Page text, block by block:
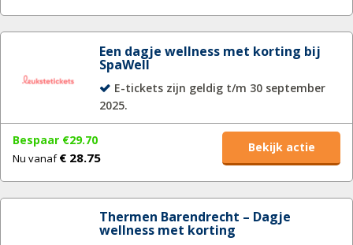
Een dagje wellness met korting bij
SpaWell
E-tickets zijn geldig t/m 30 september
2025.
Bespaar €29.70
Nu vanaf€ 28.75
Bekijk actie
Thermen Barendrecht – Dagje
wellness met korting